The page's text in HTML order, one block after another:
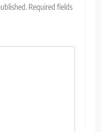
Required fields